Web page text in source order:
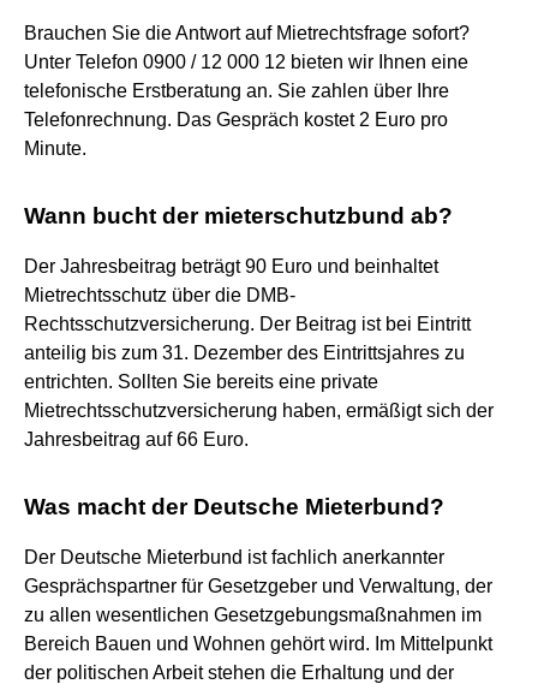
Brauchen Sie die Antwort auf Mietrechtsfrage sofort?
Unter Telefon 0900 / 12 000 12 bieten wir Ihnen eine
telefonische Erstberatung an. Sie zahlen über Ihre
Telefonrechnung. Das Gespräch kostet 2 Euro pro
Minute.
Wann bucht der mieterschutzbund ab?
Der Jahresbeitrag beträgt 90 Euro und beinhaltet
Mietrechtsschutz über die DMB-
Rechtsschutzversicherung. Der Beitrag ist bei Eintritt
anteilig bis zum 31. Dezember des Eintrittsjahres zu
entrichten. Sollten Sie bereits eine private
Mietrechtsschutzversicherung haben, ermäßigt sich der
Jahresbeitrag auf 66 Euro.
Was macht der Deutsche Mieterbund?
Der Deutsche Mieterbund ist fachlich anerkannter
Gesprächspartner für Gesetzgeber und Verwaltung, der
zu allen wesentlichen Gesetzgebungsmaßnahmen im
Bereich Bauen und Wohnen gehört wird. Im Mittelpunkt
der politischen Arbeit stehen die Erhaltung und der